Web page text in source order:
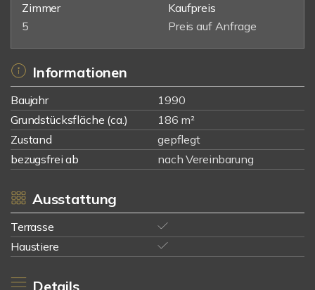
Zimmer
5
Kaufpreis
Preis auf Anfrage
Informationen
Baujahr
1990
Grundstücksfläche (ca.)
186 m²
Zustand
gepflegt
bezugsfrei ab
nach Vereinbarung
Ausstattung
Terrasse
Haustiere
Details